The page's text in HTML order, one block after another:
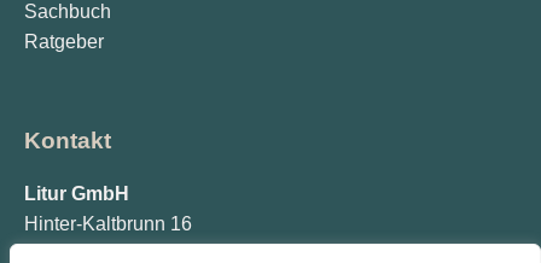
Sachbuch
Ratgeber
Kontakt
Litur GmbH
Hinter-Kaltbrunn 16